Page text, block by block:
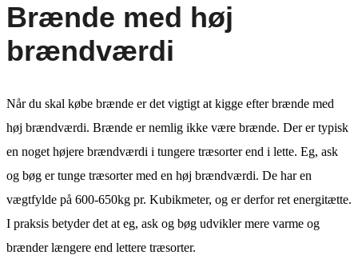
Brænde med høj
brændværdi
Når du skal købe brænde er det vigtigt at kigge efter brænde med
høj brændværdi. Brænde er nemlig ikke være brænde. Der er typisk
en noget højere brændværdi i tungere træsorter end i lette. Eg, ask
og bøg er tunge træsorter med en høj brændværdi. De har en
vægtfylde på 600-650kg pr. Kubikmeter, og er derfor ret energitætte.
I praksis betyder det at eg, ask og bøg udvikler mere varme og
brænder længere end lettere træsorter.